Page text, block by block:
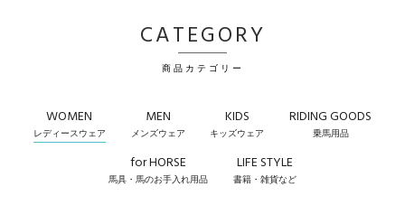
CATEGORY
商品カテゴリー
WOMEN
レディースウェア
MEN
メンズウェア
KIDS
キッズウェア
RIDING GOODS
乗馬用品
for HORSE
馬具・馬のお手入れ用品
LIFE STYLE
書籍・雑貨など